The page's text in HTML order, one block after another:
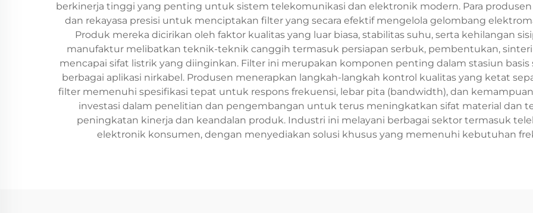
berkinerja tinggi yang penting untuk sistem telekomunikasi dan elektronik modern. Para
dan rekayasa presisi untuk menciptakan filter yang secara efektif mengelola gelombang
Produk mereka dicirikan oleh faktor kualitas yang luar biasa, stabilitas suhu, serta kehilangan
manufaktur melibatkan teknik-teknik canggih termasuk persiapan serbuk, pembentukan,
mencapai sifat listrik yang diinginkan. Filter ini merupakan komponen penting dalam stasiun basis
berbagai aplikasi nirkabel. Produsen menerapkan langkah-langkah kontrol kualitas yang ketat
filter memenuhi spesifikasi tepat untuk respons frekuensi, lebar pita (bandwidth), dan
investasi dalam penelitian dan pengembangan untuk terus meningkatkan sifat material dan
peningkatan kinerja dan keandalan produk. Industri ini melayani berbagai sektor termasuk
elektronik konsumen, dengan menyediakan solusi khusus yang memenuhi kebutuhan